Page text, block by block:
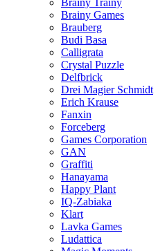
Brainy Trainy
Brainy Games
Brauberg
Budi Basa
Calligrata
Crystal Puzzle
Delfbrick
Drei Magier Schmidt
Erich Krause
Fanxin
Forceberg
Games Corporation
GAN
Graffiti
Hanayama
Happy Plant
IQ-Zabiaka
Klart
Lavka Games
Ludattica